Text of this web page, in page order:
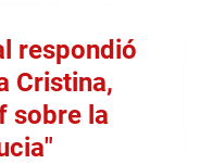
respondió
Cristina,
sobre la